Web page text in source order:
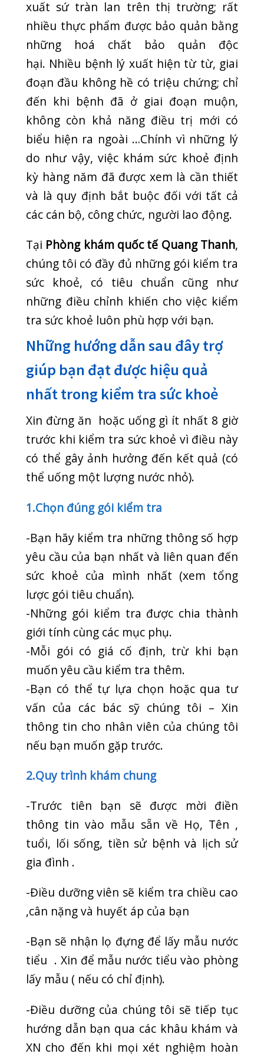
không còn khả năng điều trị mới có
biểu hiện ra ngoài …Chính vì những lý
do như vậy, việc khám sức khoẻ định
kỳ hàng năm đã được xem là cần thiết
và là quy định bắt buộc đối với tất cả
các cán bộ, công chức, người lao động.
TạiPhòng khám quốc tế Quang Thanh
chúng tôi có đầy đủ những gói kiểm tra
sức khoẻ, có tiêu chuẩn cũng như
những điều chỉnh khiến cho việc kiểm
tra sức khoẻ luôn phù hợp với bạn.
Những hướng dẫn sau đây trợ
giúp bạn đạt được hiệu quả
nhất trong kiểm tra sức khoẻ
Xin đừng ăn hoặc uống gì ít nhất 8 giờ
trước khi kiểm tra sức khoẻ vì điều này
có thể gây ảnh hưởng đến kết quả (có
thể uống một lượng nước nhỏ).
1.Chọn đúng gói kiểm tra
-Bạn hãy kiểm tra những thông số hợp
yêu cầu của bạn nhất và liên quan đến
sức khoẻ của mình nhất (xem tổng
-Những gói kiểm tra được chia thành
giới tính cùng các mục phụ.
-Mỗi gói có giá cố định, trừ khi bạn
muốn yêu cầu kiểm tra thêm.
-Bạn có thể tự lựa chọn hoặc qua tư
vấn của các bác sỹ chúng tôi – Xin
thông tin cho nhân viên của chúng tôi
nếu bạn muốn gặp trước.
2.Quy trình khám chung
-Trước tiên bạn sẽ được mời điền
thông tin vào mẫu sẵn về Họ, Tên ,
tuổi, lối sống, tiền sử bệnh và lịch sử
gia đình .
-Điều dưỡng viên sẽ kiểm tra chiều cao
,cân nặng và huyết áp của bạn
-Bạn sẽ nhận lọ đựng để lấy mẫu nước
tiểu . Xin để mẫu nước tiểu vào phòng
lấy mẫu ( nếu có chỉ định).
-Điều dưỡng của chúng tôi sẽ tiếp tục
hướng dẫn bạn qua các khâu khám và
XN cho đến khi mọi xét nghiệm hoàn
tất theo phiếu chỉ định
-Thông thường bạn sẽ được lấy máu
trước vì cần nhiều thời gian để có kết
quả đối với loại xét nghiệm này.
Bạn có thể nhận được hầu hết các kết
quả sau khi hoàn tất lấy mẫu 01 giờ ,
tuy nhiên có một số xét nghiệm có thể
kéo dài tới 03 giờ .
Khi các xét nghiệm của bạn đang được
những phiếu rời từ bộ phận xét
nghiệm , nơi đang phân tích tất cả các
kết quả xét nghiệm của bạn ( Nếu